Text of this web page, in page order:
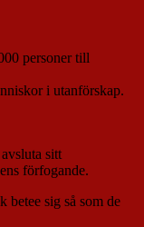
personer till
i utanförskap.
sitt
förfogande.
betee sig så som de